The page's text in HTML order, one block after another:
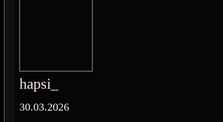
hapsi_
30.03.2026